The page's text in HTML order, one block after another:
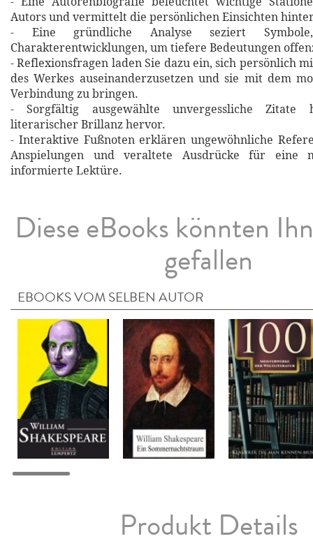
Autors und vermittelt die persönlichen Einsichten
- Eine gründliche Analyse seziert
Charakterentwicklungen, um tiefere Bedeutungen
- Reflexionsfragen laden Sie dazu ein, sich persönlich
des Werkes auseinanderzusetzen und sie mit dem
Verbindung zu bringen.
- Sorgfältig ausgewählte unvergessliche Zitate
literarischer Brillanz hervor.
- Interaktive Fußnoten erklären ungewöhnliche
Anspielungen und veraltete Ausdrücke für eine
informierte Lektüre.
Diese eBooks könnten
gefallen
EBOOKS VOM SELBEN AUTOR
Produkt Details